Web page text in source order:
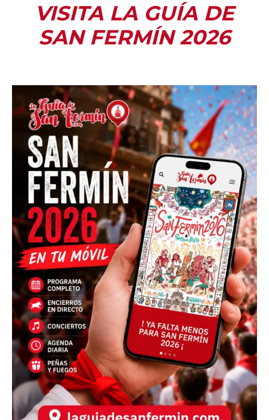
VISITA LA GUÍA DE
SAN FERMÍN 2026